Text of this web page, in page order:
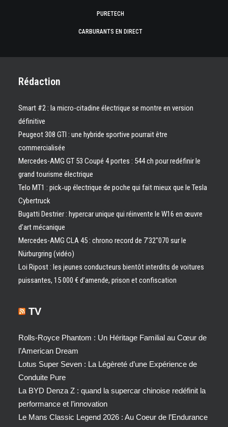
PURETECH
CARBURANTS EN DIRECT
Rédaction
Smart #2 : la micro-citadine électrique se montre en version
définitive
Peugeot 308 GTI : une hybride sportive pourrait être
commercialisée
Mercedes-AMG GT 53 Coupé 4 portes : 544 ch pour redéfinir le
grand tourisme électrique
Telo MT1 : pick‑up électrique de poche qui fait mieux que le Tesla
Cybertruck
Bugatti Destrier : hypercar unique qui réinvente le W16 en œuvre
d’art mécanique
Mercedes-AMG CLA 45 : chrono record de 7’32″070 sur le
Nürburgring (vidéo)
Loi Ripost : les jeunes conducteurs bientôt interdits de voitures
puissantes, 15 000 € d’amende, prison et confiscation
TV
Rolls-Royce Phantom : Un Héritage Familial au Cœur de
l’American Dream
Lotus Super Seven : La Légèreté d’une Expérience de
Conduite Pure
La BYD Denza Z : quand la supercar chinoise redéfinit la
performance et l’innovation
Le Mans Classic Legend 2026 : Au Coeur de l’Endurance